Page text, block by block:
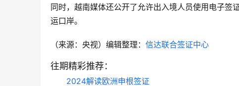
同时，越南媒体还公开了允许出入境人员使用电子
运口岸。
（来源：央视）编辑整理： 信达联合签证中心
往期精彩推荐：
2024解读欧洲申根签证